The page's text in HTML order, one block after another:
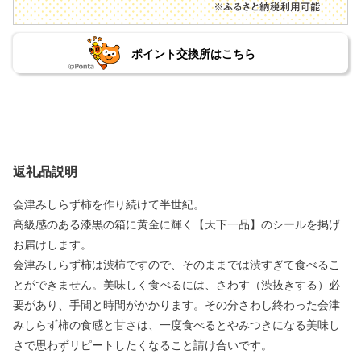
ポイント交換所はこちら
返礼品説明
会津みしらず柿を作り続けて半世紀。
高級感のある漆黒の箱に黄金に輝く【天下一品】のシールを掲げ
お届けします。
会津みしらず柿は渋柿ですので、そのままでは渋すぎて食べるこ
とができません。美味しく食べるには、さわす（渋抜きする）必
要があり、手間と時間がかかります。その分さわし終わった会津
みしらず柿の食感と甘さは、一度食べるとやみつきになる美味し
さで思わずリピートしたくなること請け合いです。